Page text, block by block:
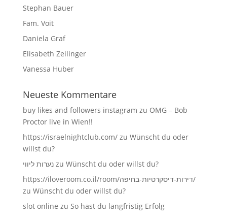
Stephan Bauer
Fam. Voit
Daniela Graf
Elisabeth Zeilinger
Vanessa Huber
Neueste Kommentare
buy likes and followers instagram zu OMG – Bob
Proctor live in Wien!!
https://israelnightclub.com/zu Wünscht du oder
willst du?
נערות ליוויzu Wünscht du oder willst du?
https://iloveroom.co.il/room/דירות-דיסקרטיות-בחיפה/
zu Wünscht du oder willst du?
slot online zu So hast du langfristig Erfolg